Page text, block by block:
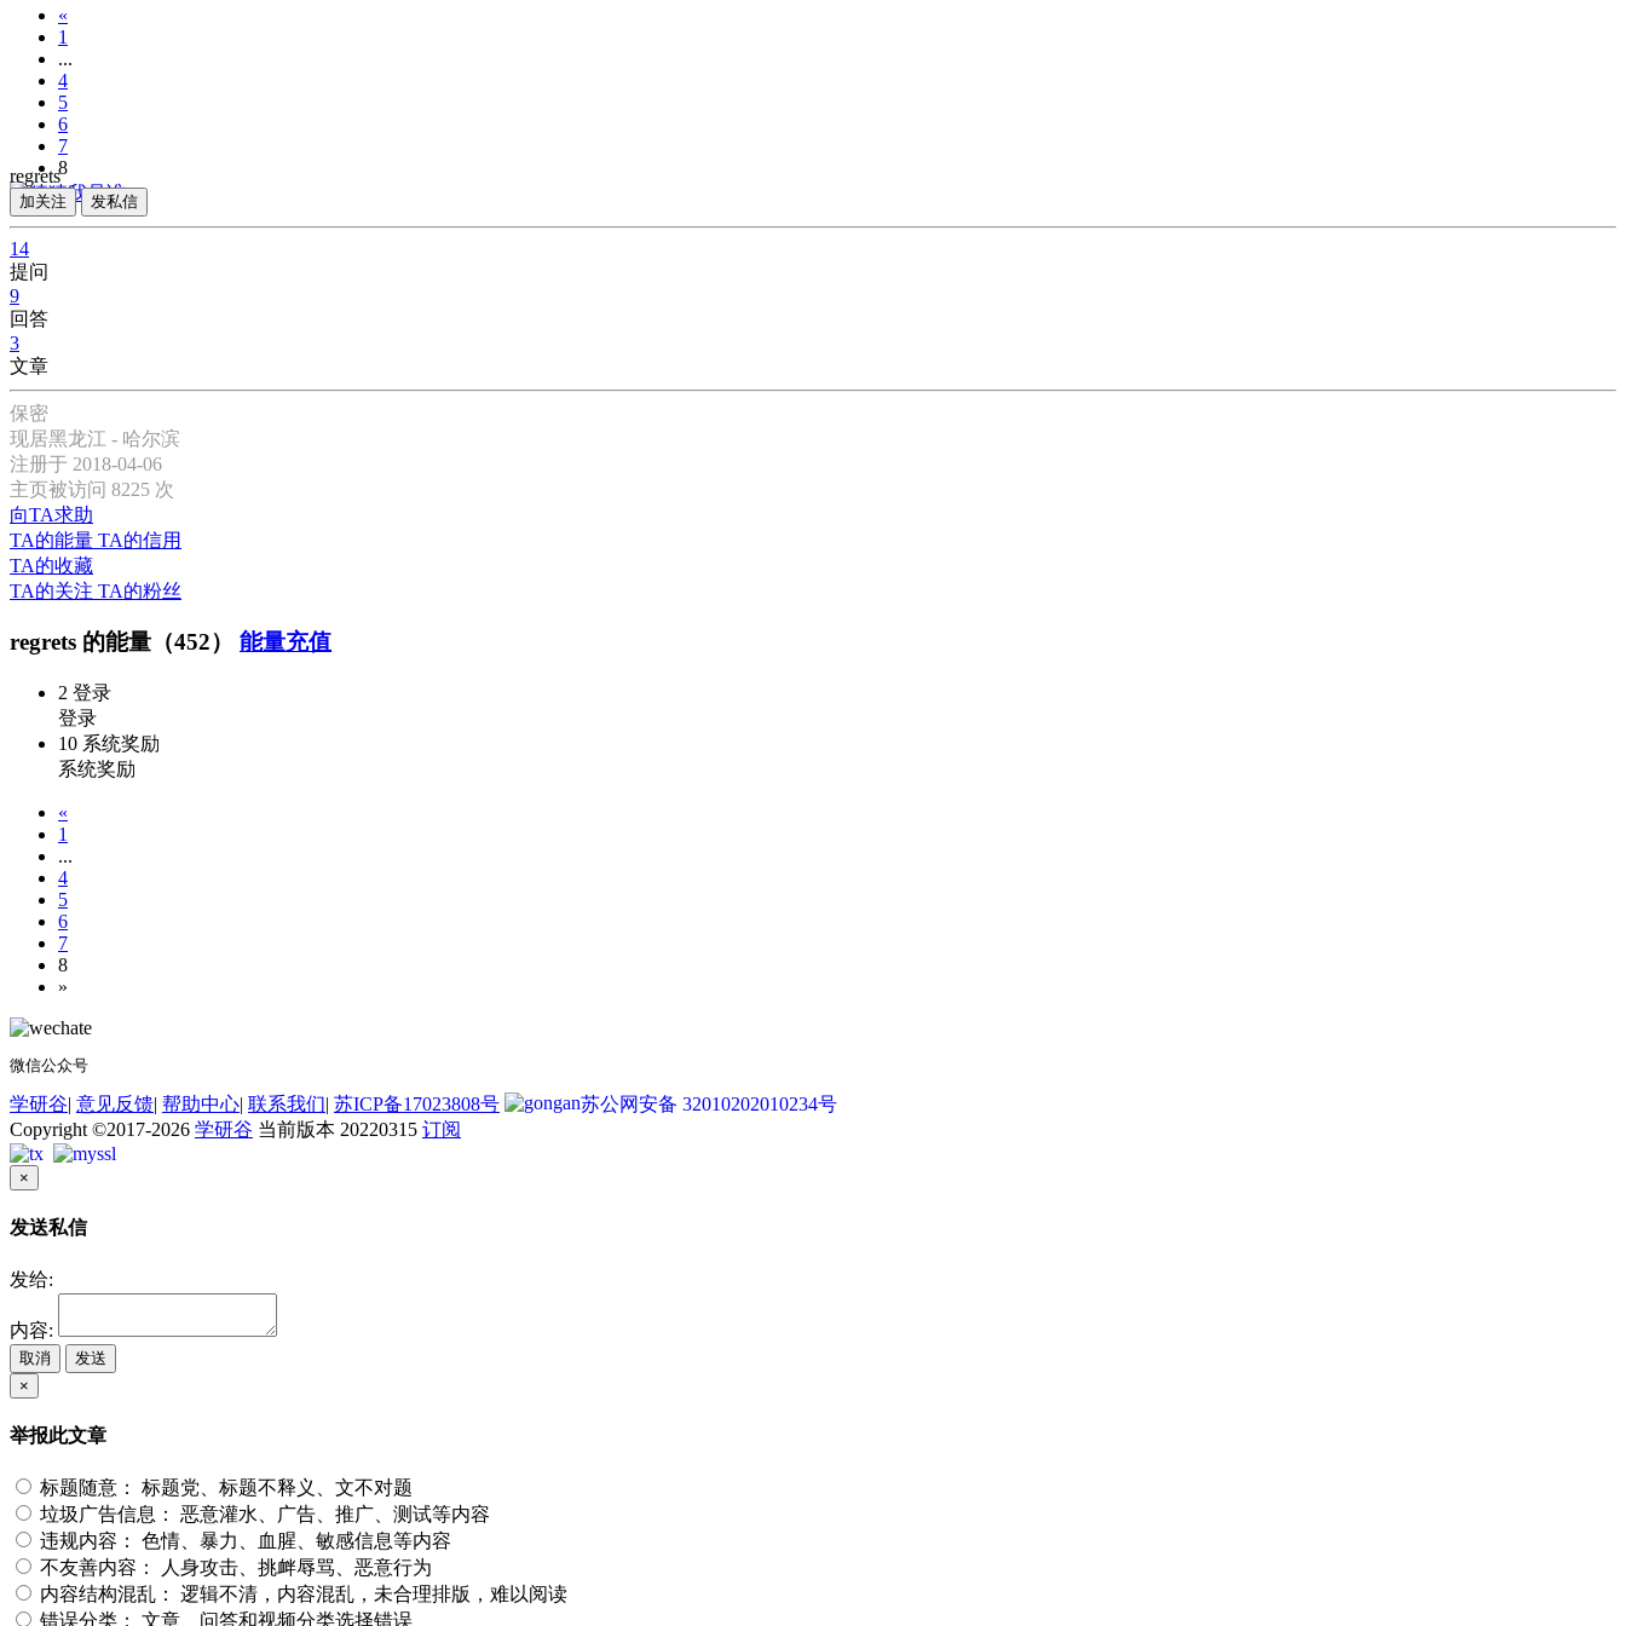
«
1
...
4
5
6
7
8
»
regrets
加关注 发私信
14
提问
9
回答
3
文章
保密
现居黑龙江 - 哈尔滨
注册于 2018-04-06
主页被访问 8225 次
向TA求助
TA的能量 TA的信用
TA的收藏
TA的关注 TA的粉丝
regrets 的能量（452） 能量充值
2 登录
登录
10 系统奖励
系统奖励
«
1
...
4
5
6
7
8
»
微信公众号
学研谷| 意见反馈| 帮助中心| 联系我们| 苏ICP备17023808号
苏公网安备 32010202010234号
Copyright ©2017-2026 学研谷 当前版本 20220315 订阅
×
发送私信
发给:
内容:
取消
发送
×
举报此文章
标题随意： 标题党、标题不释义、文不对题
垃圾广告信息： 恶意灌水、广告、推广、测试等内容
违规内容： 色情、暴力、血腥、敏感信息等内容
不友善内容：
人身攻击、挑衅辱骂、恶意行为
内容结构混乱： 逻辑不清，内容混乱，未合理排版，难以阅读
错误分类： 文章、问答和视频分类选择错误